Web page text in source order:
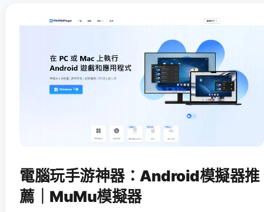
電腦玩手游神器：Android模擬器推
薦｜MuMu模擬器